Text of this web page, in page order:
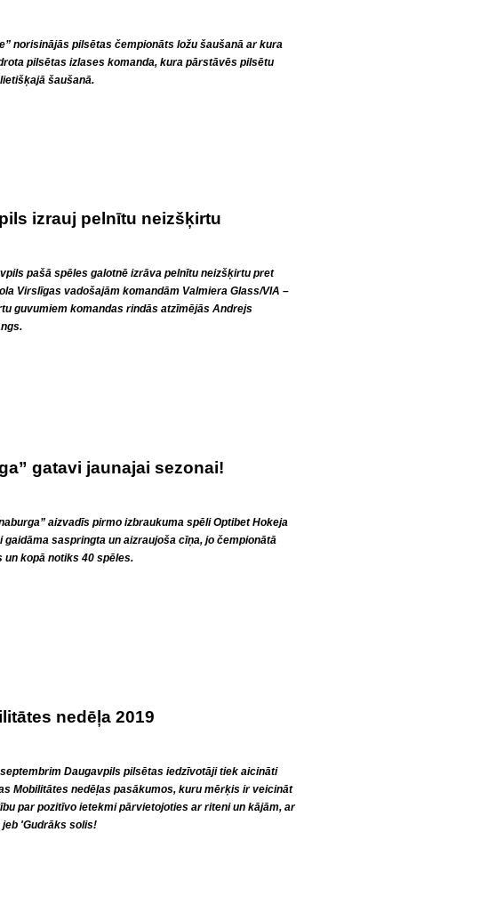
norisinājās pilsētas čempionāts ložu šaušanā ar kura
pilsētas izlases komanda, kura pārstāvēs pilsētu
šaušanā.
izrauj pelnītu neizšķirtu
pašā spēles galotnē izrāva pelnītu neizšķirtu pret
Virslīgas vadošajām komandām Valmiera Glass/VIA –
guvumiem komandas rindās atzīmējās Andrejs
gatavi jaunajai sezonai!
aizvadīs pirmo izbraukuma spēli Optibet Hokeja
gaidāma saspringta un aizraujoša cīņa, jo čempionātā
un kopā notiks 40 spēles.
nedēļa 2019
septembrim Daugavpils pilsētas iedzīvotāji tiek aicināti
Mobilitātes nedēļas pasākumos, kuru mērķis ir veicināt
par pozitīvo ietekmi pārvietojoties ar riteni un kājām, ar
'Gudrāks solis!